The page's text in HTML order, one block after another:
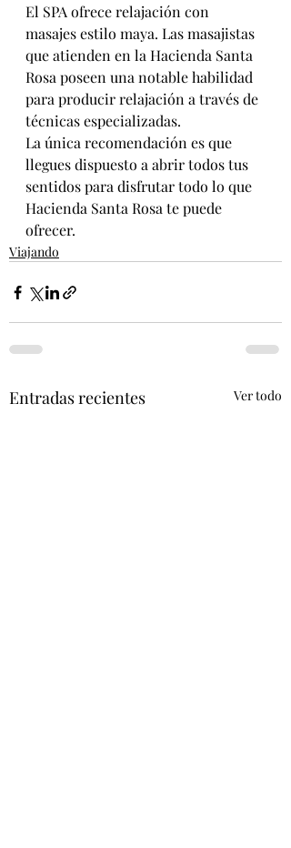
El SPA ofrece relajación con
masajes estilo maya. Las masajistas
que atienden en la Hacienda Santa
Rosa poseen una notable habilidad
para producir relajación a través de
técnicas especializadas.
La única recomendación es que
llegues dispuesto a abrir todos tus
sentidos para disfrutar todo lo que
Hacienda Santa Rosa te puede
ofrecer.
Viajando
Entradas recientes Ver todo